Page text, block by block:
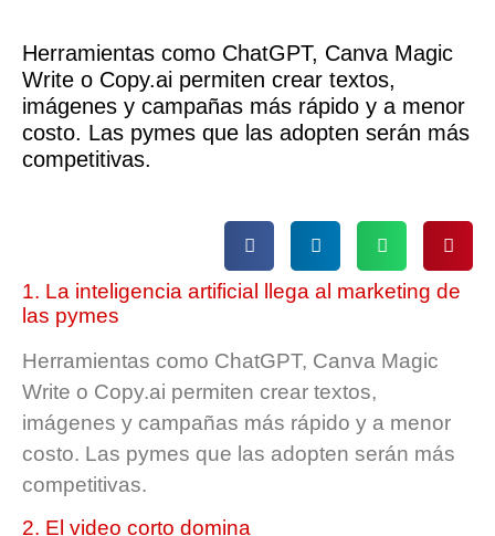
Herramientas como ChatGPT, Canva Magic
Write o Copy.ai permiten crear textos,
imágenes y campañas más rápido y a menor
costo. Las pymes que las adopten serán más
competitivas.
1. La inteligencia artificial llega al marketing de
las pymes
Herramientas como ChatGPT, Canva Magic
Write o Copy.ai permiten crear textos,
imágenes y campañas más rápido y a menor
costo. Las pymes que las adopten serán más
competitivas.
2. El video corto domina